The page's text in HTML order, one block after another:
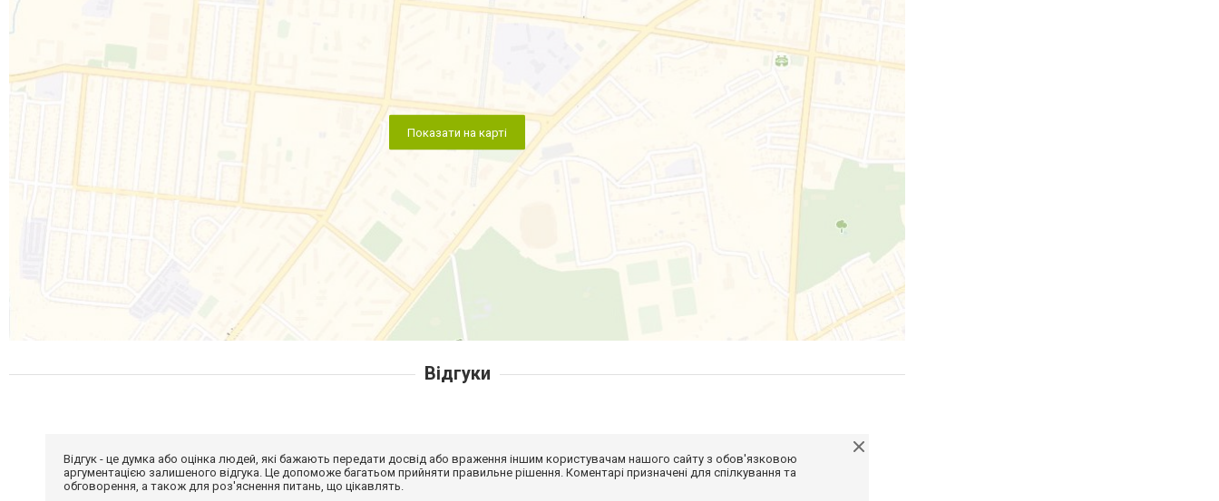
Показати на карті
Відгуки
Відгук - це думка або оцінка людей, які бажають передати досвід або враження іншим користувачам нашого сайту з обов'язковою
аргументацією залишеного відгука. Це допоможе багатьом прийняти правильне рішення. Коментарі призначені для спілкування та
обговорення, а також для роз'яснення питань, що цікавлять.